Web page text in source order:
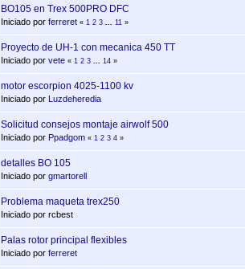
BO105 en Trex 500PRO DFC
Iniciado por ferreret « 1 2 3 11 »
Proyecto de UH-1 con mecanica 450 TT
Iniciado por vete « 1 2 3 14 »
motor escorpion 4025-1100 kv
Iniciado por Luzdeheredia
Solicitud consejos montaje airwolf 500
Iniciado por Ppadgom « 1 2 3 4 »
detalles BO 105
Iniciado por gmartorell
Problema maqueta trex250
Iniciado por rcbest
Palas rotor principal flexibles
Iniciado por ferreret